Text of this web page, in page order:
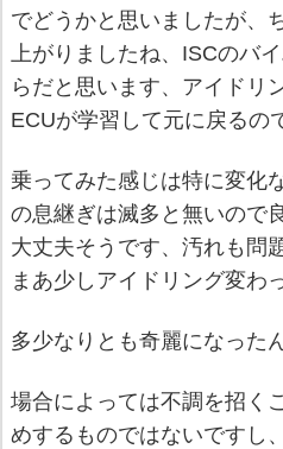
でどうかと思いましたが、
上がりましたね、ISCのバ
らだと思います、アイドリ
ECUが学習して元に戻るの
乗ってみた感じは特に変化
の息継ぎは滅多と無いので
大丈夫そうです、汚れも問
まあ少しアイドリング変わ
多少なりとも奇麗になった
場合によっては不調を招く
めするものではないですし